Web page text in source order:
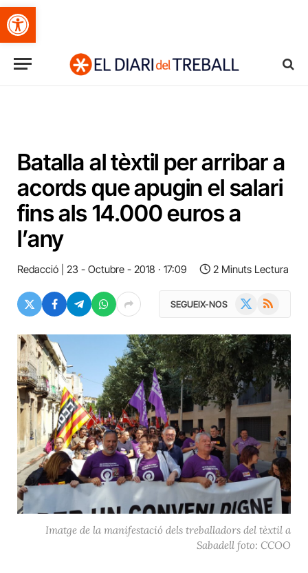
Obre la barra d'eines
Batalla al tèxtil per arribar a
acords que apugin el salari
fins als 14.000 euros a
l’any
Redacció 23 - Octubre - 2018 · 17:09 2 Minuts Lectura
SEGUEIX-NOS RSS
Imatge de la manifestació dels treballadors del tèxtil a
Sabadell foto: CCOO